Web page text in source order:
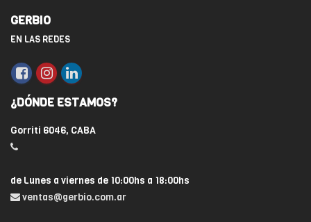
GERBIO
EN LAS REDES
¿DÓNDE ESTAMOS?
Gorriti 6046, CABA
de Lunes a viernes de 10:00hs a 18:00hs
ventas@gerbio.com.ar